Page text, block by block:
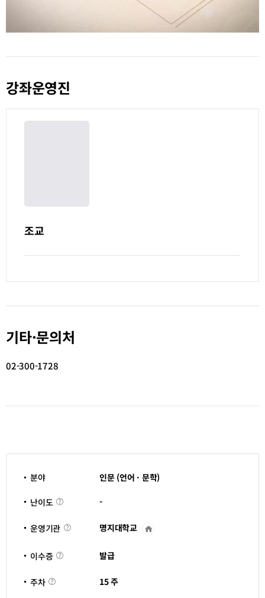
강좌운영진
조교
기타·문의처
02-300-1728
분야 인문 (언어 · 문학)
난이도 난
이
-
운영기관 명지대학교
운
이수증 이
수
발급
주차 주
차
15 주